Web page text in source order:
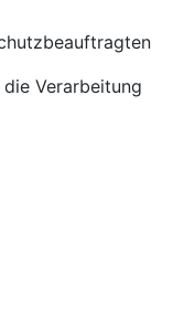
Verarbeitung